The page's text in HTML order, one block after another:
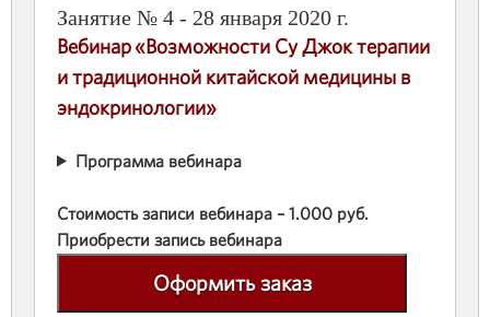
Занятие № 4 - 28 января 2020 г.
Вебинар «Возможности Су Джок терапии
и традиционной китайской медицины в
эндокринологии»
Программа вебинара
Стоимость записи вебинара – 1.000 руб.
Приобрести запись вебинара
Оформить заказ